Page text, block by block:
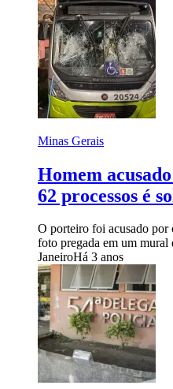
Minas Gerais
Homem
62 processos é
O porteiro foi acusado por
foto pregada em um mural
JaneiroHá 3 anos